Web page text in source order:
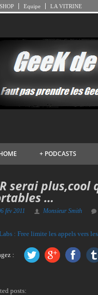
Equipe LA VITRINE
PODCASTS
+
serai
…
fév 2011 Monsieur Smith
: Free limite les appels vers
:
posts: